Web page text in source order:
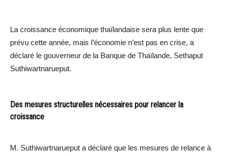
La croissance économique thaïlandaise sera plus lente que
prévu cette année, mais l’économie n’est pas en crise, a
déclaré le gouverneur de la Banque de Thaïlande, Sethaput
Suthiwartnarueput.
Des mesures structurelles nécessaires pour relancer la
croissance
M. Suthiwartnarueput a déclaré que les mesures de relance à